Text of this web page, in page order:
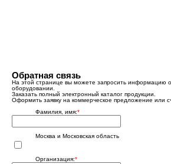
Обратная связь
На этой странице вы можете запросить информацию
оборудовании.
Заказать полный электронный каталог продукции.
Оформить заявку на коммерческое предложение или
Фамилия, имя:*
Москва и Московская область
Организация:*